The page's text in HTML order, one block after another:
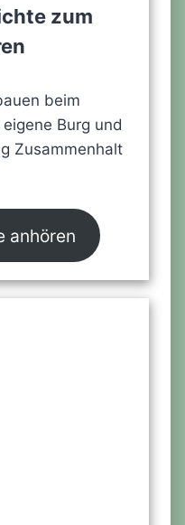
zum
beim
Burg und
Zusammenhalt
anhören